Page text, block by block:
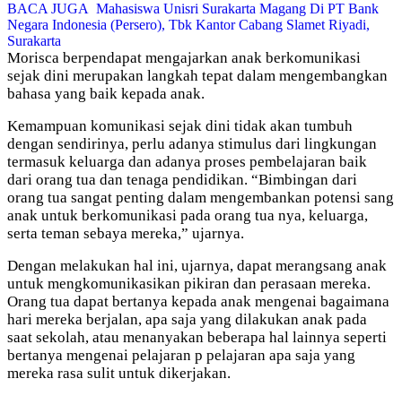
BACA JUGA Mahasiswa Unisri Surakarta Magang Di PT Bank
Negara Indonesia (Persero), Tbk Kantor Cabang Slamet Riyadi,
Surakarta
Morisca berpendapat mengajarkan anak berkomunikasi
sejak dini merupakan langkah tepat dalam mengembangkan
bahasa yang baik kepada anak.
Kemampuan komunikasi sejak dini tidak akan tumbuh
dengan sendirinya, perlu adanya stimulus dari lingkungan
termasuk keluarga dan adanya proses pembelajaran baik
dari orang tua dan tenaga pendidikan. “Bimbingan dari
orang tua sangat penting dalam mengembankan potensi sang
anak untuk berkomunikasi pada orang tua nya, keluarga,
serta teman sebaya mereka,” ujarnya.
Dengan melakukan hal ini, ujarnya, dapat merangsang anak
untuk mengkomunikasikan pikiran dan perasaan mereka.
Orang tua dapat bertanya kepada anak mengenai bagaimana
hari mereka berjalan, apa saja yang dilakukan anak pada
saat sekolah, atau menanyakan beberapa hal lainnya seperti
bertanya mengenai pelajaran p pelajaran apa saja yang
mereka rasa sulit untuk dikerjakan.